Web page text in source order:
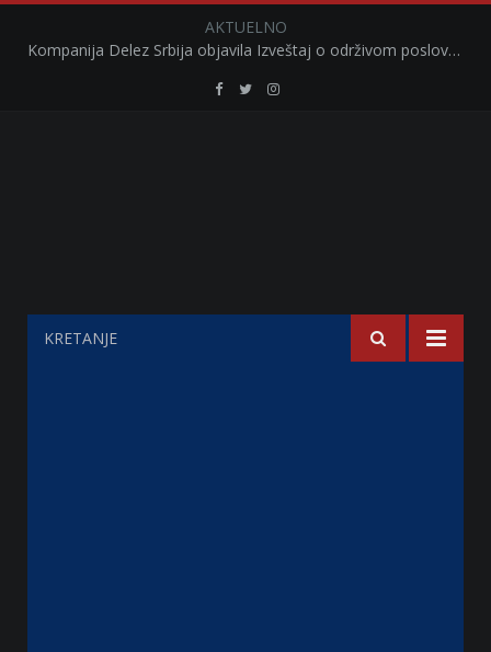
AKTUELNO
Kompanija Delez Srbija objavila Izveštaj o održivom poslovanju za 2025. godinu Briga o zajednici kroz program „Hrana za sve“ i edukaciju učenika
RetailRetailRetail
KRETANJE